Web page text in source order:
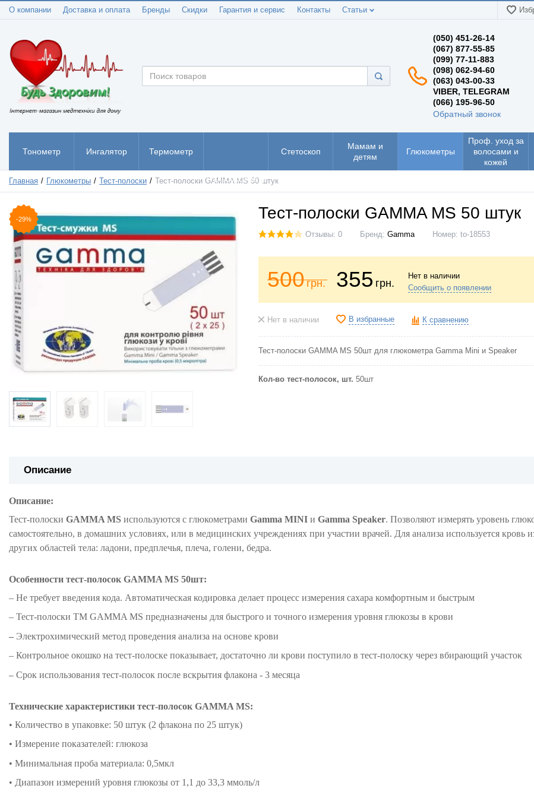
О компании Доставка и оплата Бренды Скидки Гарантия и сервис Контакты Статьи
(050) 451-26-14
(067) 877-55-85
(099) 77-11-883
(098) 062-94-60
(063) 043-00-33
VIBER, TELEGRAM
(066) 195-96-50
Обратный звонок
Тонометр Ингалятор Термометр
Пульсоксиметр
Стетоскоп
Мамам и
детям
Глюкометры
Проф. уход за
волосами и
кожей
Главная Глюкометры Тест-полоски Тест-полоски GAMMA MS 50 штук
-29% Тест-полоски GAMMA MS 50 штук
Отзывы: 0 Бренд: Gamma Номер: to-18553
500грн. 355 грн.
Нет в наличии
Сообщить о появлении
Нет в наличии В избранные К сравнению
Тест-полоски GAMMA MS 50шт для глюкометра Gamma Mini и Speaker
Кол-во тест-полосок, шт. 50шт
Описание
Описание:
Тест-полоски GAMMA MS используются с глюкометрами Gamma MINI и Gamma Speaker. Позволяют измерять уровень
самостоятельно, в домашних условиях, или в медицинских учреждениях при участии врачей. Для анализа используется кровь
других областей тела: ладони, предплечья, плеча, голени, бедра.
Особенности тест-полосок GAMMA MS 50шт:
– Не требует введения кода. Автоматическая кодировка делает процесс измерения сахара комфортным и быстрым
– Тест-полоски ТМ GAMMA MS предназначены для быстрого и точного измерения уровня глюкозы в крови
– Электрохимический метод проведения анализа на основе крови
– Контрольное окошко на тест-полоске показывает, достаточно ли крови поступило в тест-полоску через вбирающий участок
– Срок использования тест-полосок после вскрытия флакона - 3 месяца
Технические характеристики тест-полосок GAMMA MS:
• Количество в упаковке: 50 штук (2 флакона по 25 штук)
• Измерение показателей: глюкоза
• Минимальная проба материала: 0,5мкл
• Диапазон измерений уровня глюкозы от 1,1 до 33,3 ммоль/л